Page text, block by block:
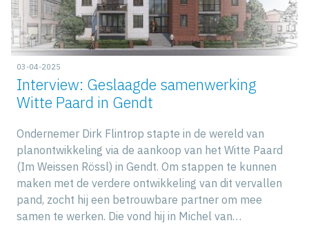
03-04-2025
Interview: Geslaagde samenwerking
Witte Paard in Gendt
Ondernemer Dirk Flintrop stapte in de wereld van
planontwikkeling via de aankoop van het Witte Paard
(Im Weissen Rössl) in Gendt. Om stappen te kunnen
maken met de verdere ontwikkeling van dit vervallen
pand, zocht hij een betrouwbare partner om mee
samen te werken. Die vond hij in Michel van…